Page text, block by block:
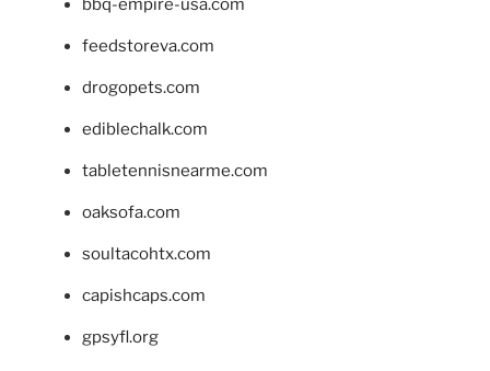
bbq-empire-usa.com
feedstoreva.com
drogopets.com
ediblechalk.com
tabletennisnearme.com
oaksofa.com
soultacohtx.com
capishcaps.com
gpsyfl.org